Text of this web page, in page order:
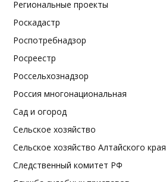
Региональные проекты
Роскадастр
Роспотребнадзор
Росреестр
Россельхознадзор
Россия многонациональная
Сад и огород
Сельское хозяйство
Сельское хозяйство Алтайского края
Следственный комитет РФ